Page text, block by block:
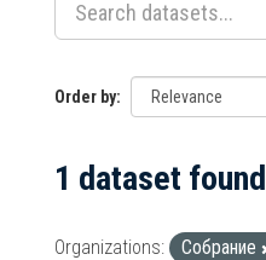
Order by
1 dataset found
Organizations: Собрание